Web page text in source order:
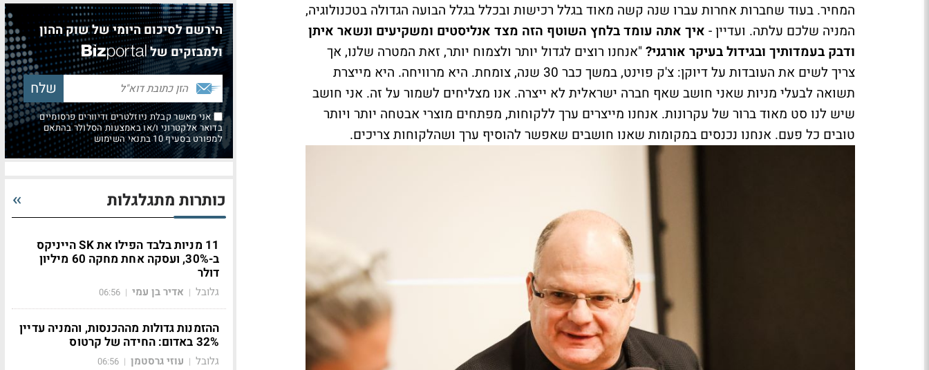
המחיר. בעוד שחברות אחרות עברו שנה קשה מאוד בגלל רכישות ובכלל בגלל הבועה הגדולה בטכנולוגיה,
המניה שלכם עלתה. ועדיין - איך אתה עומד בלחץ השוטף הזה מצד אנליסטים ומשקיעים ונשאר איתן
ודבק בעמדותיך ובגידול בעיקר אורגני?"אנחנו רוצים לגדול יותר ולצמוח יותר, זאת המטרה שלנו, אך
צריך לשים את העובדות על דיוקן: צ'ק פוינט, במשך כבר 30 שנה, צומחת. היא מרוויחה. היא מייצרת
תשואה לבעלי מניות שאני חושב שאף חברה ישראלית לא ייצרה. אנו מצליחים לשמור על זה. אני חושב
שיש לנו סט מאוד ברור של עקרונות. אנחנו מייצרים ערך ללקוחות, מפתחים מוצרי אבטחה יותר ויותר
טובים כל פעם. אנחנו נכנסים במקומות שאנו חושבים שאפשר להוסיף ערך ושהלקוחות צריכים.
הירשם לסיכום היומי של שוק ההון
ולמבזקים של
אני מאשר קבלת ניוזלטרים ודיוורים פרסומיים
בדואר אלקטרוני ו/או באמצעות הסלולר בהתאם
למפורט בסעיף 10 בתנאי השימוש
כותרות מתגלגלות
11 מניות בלבד הפילו את SK הייניקס
ב-30%, ועסקה אחת מחקה 60 מיליון
דולר
גלובל | אדיר בן עמי |
06:56
ההזמנות גדולות מההכנסות, והמניה עדיין
32% באדום: החידה של קרטוס
גלובל | עוזי גרסטמן |
06:56